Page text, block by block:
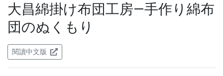
大昌綿掛け布団工房―手作り綿布
団のぬくもり
閱讀中文版